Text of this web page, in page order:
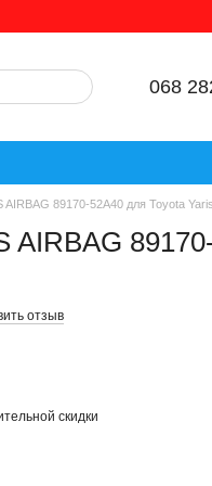
068
AIRBAG 89170-52A40 для Toyota Yaris
AIRBAG
отзыв
скидки